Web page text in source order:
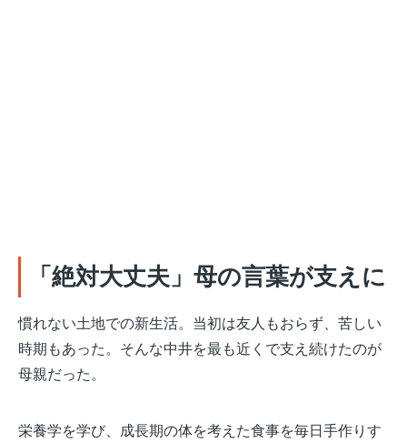
「絶対大丈夫」母の言葉が支えに
慣れない土地での新生活。当初は友人もおらず、苦しい
時期もあった。そんな中井を最も近くで支え続けたのが
母親だった。
栄養学を学び、成長期の体を考えた食事を毎日手作りす